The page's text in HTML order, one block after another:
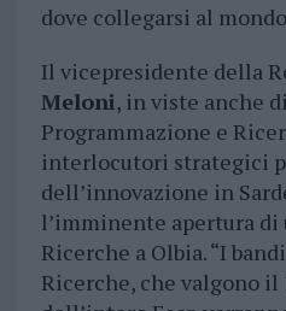
dove collegarsi al
Il vicepresidente della
Meloni, in viste anche
Programmazione e
interlocutori strategici
dell’innovazione in
l’imminente apertura di
Ricerche a Olbia. “I
Ricerche, che valgono il